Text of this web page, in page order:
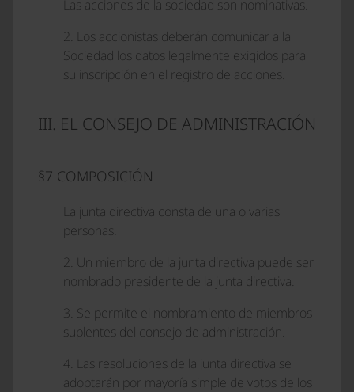
Las acciones de la sociedad son nominativas.
2. Los accionistas deberán comunicar a la
Sociedad los datos legalmente exigidos para
su inscripción en el registro de acciones.
III. EL CONSEJO DE ADMINISTRACIÓN
§7 COMPOSICIÓN
La junta directiva consta de una o varias
personas.
2. Un miembro de la junta directiva puede ser
nombrado presidente de la junta directiva.
3. Se permite el nombramiento de miembros
suplentes del consejo de administración.
4. Las resoluciones de la junta directiva se
adoptarán por mayoría simple de votos de los